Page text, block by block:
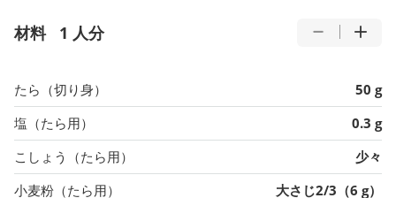
材料 1 人分
たら（切り身）
50 g
塩（たら用）
0.3 g
こしょう（たら用）
少々
小麦粉（たら用）
大さじ2/3（6 g）